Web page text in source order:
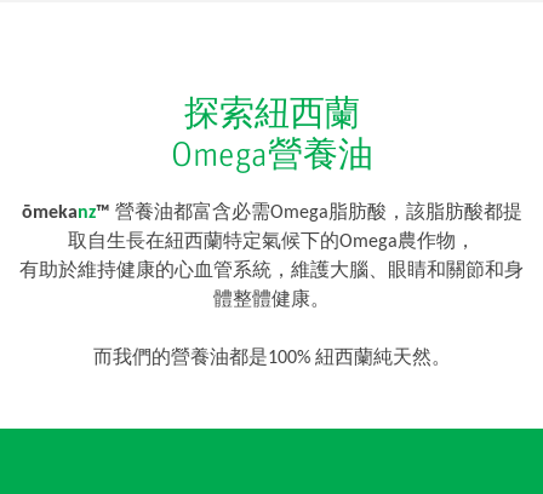
探索紐西蘭
Omega營養油
ōmekanz™ 營養油都富含必需Omega脂肪酸，該脂肪酸都提
取自生長在紐西蘭特定氣候下的Omega農作物，
有助於維持健康的心血管系統，維護大腦、眼睛和關節和身
體整體健康。
而我們的營養油都是100% 紐西蘭純天然。